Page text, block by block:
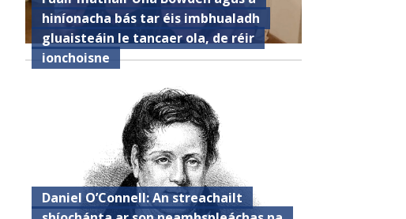
hiníonacha bás tar éis imbhualadh
gluaisteáin le tancaer ola, de réir
ionchoisne
Daniel O’Connell: An streachailt